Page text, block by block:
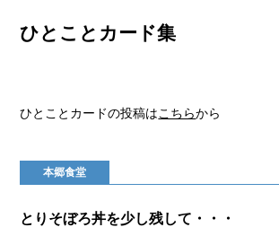
ひとことカード集
ひとことカードの投稿はこちらから
本郷食堂
とりそぼろ丼を少し残して・・・